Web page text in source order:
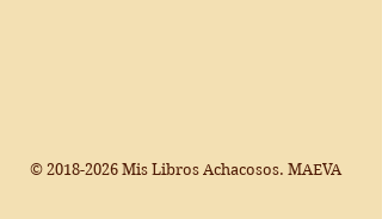
© 2018-2026 Mis Libros Achacosos. MAEVA